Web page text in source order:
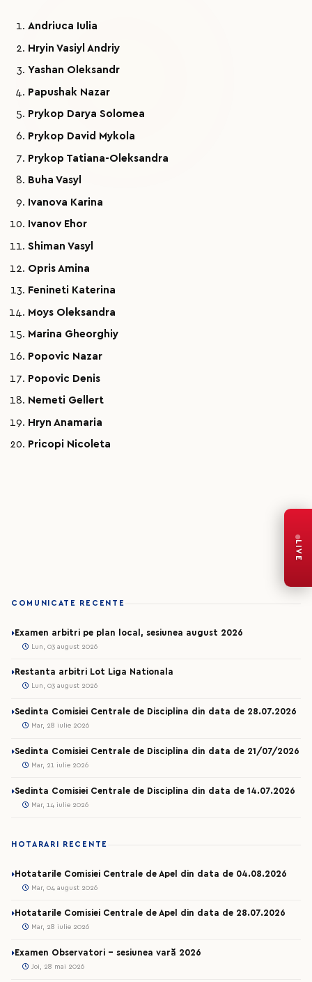
Andriuca Iulia
Hryin Vasiyl Andriy
Yashan Oleksandr
Papushak Nazar
Prykop Darya Solomea
Prykop David Mykola
Prykop Tatiana-Oleksandra
Buha Vasyl
Ivanova Karina
Ivanov Ehor
Shiman Vasyl
Opris Amina
Fenineti Katerina
Moys Oleksandra
Marina Gheorghiy
Popovic Nazar
Popovic Denis
Nemeti Gellert
Hryn Anamaria
Pricopi Nicoleta
COMUNICATE RECENTE
Examen arbitri pe plan local, sesiunea august 2026
Lun, 03 august 2026
Restanta arbitri Lot Liga Nationala
Lun, 03 august 2026
Sedinta Comisiei Centrale de Disciplina din data de 28.07.2026
Mar, 28 iulie 2026
Sedinta Comisiei Centrale de Disciplina din data de 21/07/2026
Mar, 21 iulie 2026
Sedinta Comisiei Centrale de Disciplina din data de 14.07.2026
Mar, 14 iulie 2026
HOTARARI RECENTE
Hotatarile Comisiei Centrale de Apel din data de 04.08.2026
Mar, 04 august 2026
Hotatarile Comisiei Centrale de Apel din data de 28.07.2026
Mar, 28 iulie 2026
Examen Observatori - sesiunea vară 2026
Joi, 28 mai 2026
LIVE